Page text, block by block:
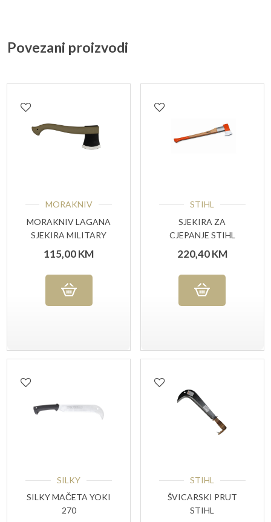
Povezani proizvodi
MORAKNIV
MORAKNIV LAGANA
SJEKIRA MILITARY
GREEN 500 G
115,00KM
STIHL
SJEKIRA ZA
CJEPANJE STIHL
220,40KM
SILKY
SILKY MAČETA YOKI
270
STIHL
ŠVICARSKI PRUT
STIHL